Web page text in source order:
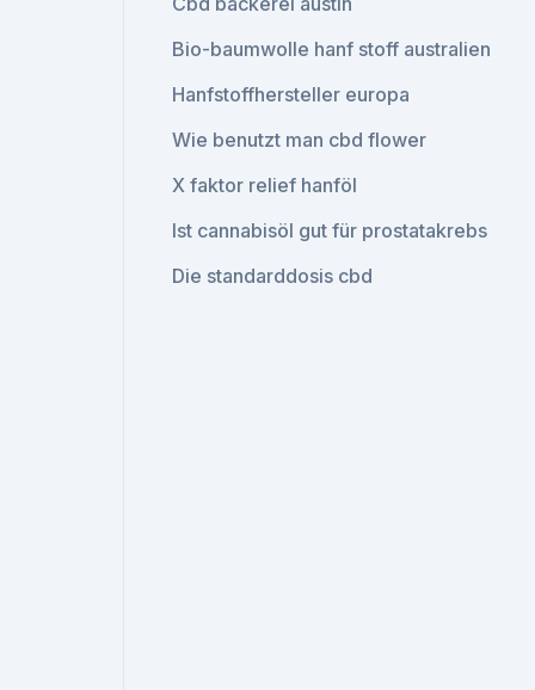
Bio-baumwolle hanf stoff australien
Hanfstoffhersteller europa
Wie benutzt man cbd flower
X faktor relief hanföl
Ist cannabisöl gut für prostatakrebs
Die standarddosis cbd